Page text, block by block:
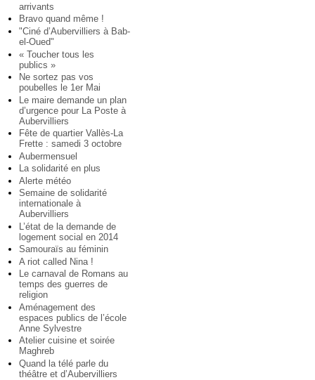
arrivants
Bravo quand même !
"Ciné d’Aubervilliers à Bab-
el-Oued"
« Toucher tous les
publics »
Ne sortez pas vos
poubelles le 1er Mai
Le maire demande un plan
d’urgence pour La Poste à
Aubervilliers
Fête de quartier Vallès-La
Frette : samedi 3 octobre
Aubermensuel
La solidarité en plus
Alerte météo
Semaine de solidarité
internationale à
Aubervilliers
L’état de la demande de
logement social en 2014
Samouraïs au féminin
A riot called Nina !
Le carnaval de Romans au
temps des guerres de
religion
Aménagement des
espaces publics de l’école
Anne Sylvestre
Atelier cuisine et soirée
Maghreb
Quand la télé parle du
théâtre et d’Aubervilliers